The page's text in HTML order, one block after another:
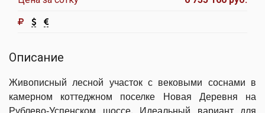
Описание
Живописный лесной участок с вековыми соснами в
камерном коттеджном поселке Новая Деревня на